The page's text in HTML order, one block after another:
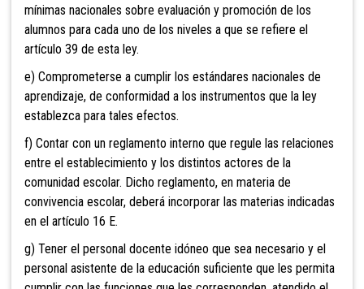
mínimas nacionales sobre evaluación y promoción de los
alumnos para cada uno de los niveles a que se refiere el
artículo 39 de esta ley.
e) Comprometerse a cumplir los estándares nacionales de
aprendizaje, de conformidad a los instrumentos que la ley
establezca para tales efectos.
f) Contar con un reglamento interno que regule las relaciones
entre el establecimiento y los distintos actores de la
comunidad escolar. Dicho reglamento, en materia de
convivencia escolar, deberá incorporar las materias indicadas
en el artículo 16 E.
g) Tener el personal docente idóneo que sea necesario y el
personal asistente de la educación suficiente que les permita